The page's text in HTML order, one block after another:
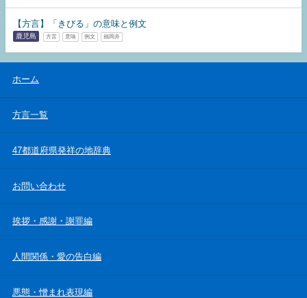
【方言】「きびる」の意味と例文
鹿児島 方言 意味 例文 福岡弁
ホーム
方言一覧
47都道府県発祥の地辞典
お問い合わせ
挨拶・感謝・謝罪編
人間関係・愛の告白編
悪態・憎まれ表現編